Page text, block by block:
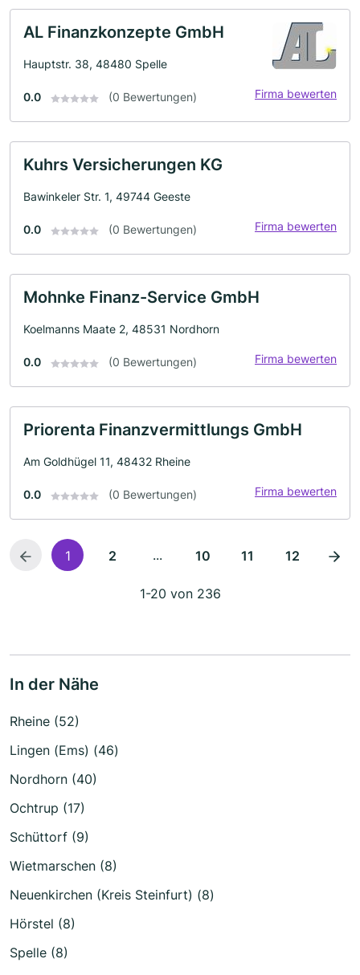
AL Finanzkonzepte GmbH
Hauptstr. 38, 48480 Spelle
0.0 (0 Bewertungen) Firma bewerten
Kuhrs Versicherungen KG
Bawinkeler Str. 1, 49744 Geeste
0.0 (0 Bewertungen) Firma bewerten
Mohnke Finanz-Service GmbH
Koelmanns Maate 2, 48531 Nordhorn
0.0 (0 Bewertungen) Firma bewerten
Priorenta Finanzvermittlungs GmbH
Am Goldhügel 11, 48432 Rheine
0.0 (0 Bewertungen) Firma bewerten
1 2 ... 10 11 12
1-20 von 236
In der Nähe
Rheine (52)
Lingen (Ems) (46)
Nordhorn (40)
Ochtrup (17)
Schüttorf (9)
Wietmarschen (8)
Neuenkirchen (Kreis Steinfurt) (8)
Hörstel (8)
Spelle (8)